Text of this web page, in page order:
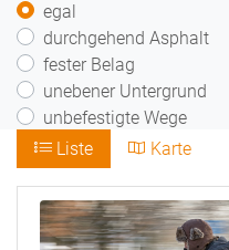
egal
durchgehend Asphalt
fester Belag
unebener Untergrund
unbefestigte Wege
Liste
Karte